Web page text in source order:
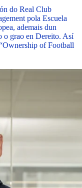
do Real Club
pola Escuela
ademais dun
o grao en Dereito. Así
of Football